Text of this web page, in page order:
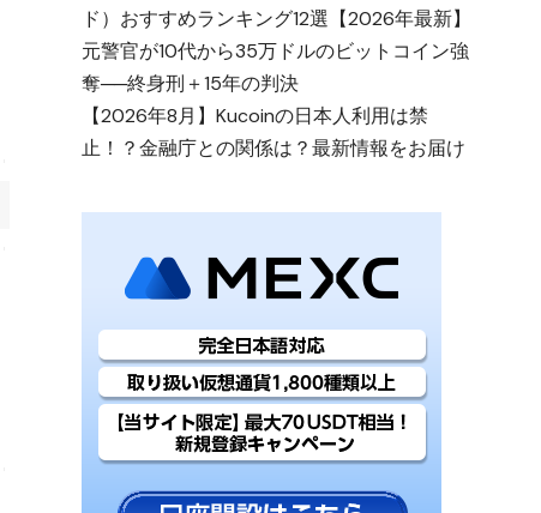
ド）おすすめランキング12選【2026年最新】
元警官が10代から35万ドルのビットコイン強
奪──終身刑＋15年の判決
【2026年8月】Kucoinの日本人利用は禁
止！？金融庁との関係は？最新情報をお届け